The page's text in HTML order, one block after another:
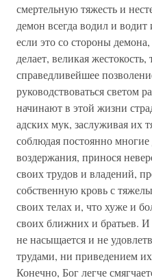
смертельную тяжесть и
демон всегда водил и
если это со стороны
делает, великая
справедливейшее
руководствоваться светом
начинают в этой жизни
адских мук, заслуживая их
соблюдая постоянно
воздержания, принося
своих трудов и владений,
собственную кровь с
своих телах и, что хуже и
своих ближних и братьев.
не насыщается и не
трудами, ни приведением
Конечно, Бог легче